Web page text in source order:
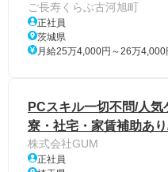
ご長寿くらぶ古河旭町
正社員
茨城県
月給25万4,000円～26万4,000
PCスキル一切不問/人
寮・社宅・家賃補助あ
株式会社GUM
正社員